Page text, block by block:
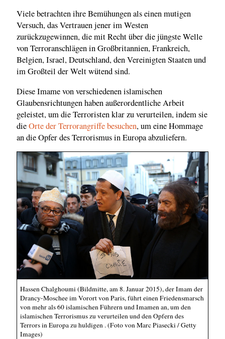
Viele betrachten ihre Bemühungen als einen mutigen
Versuch, das Vertrauen jener im Westen
zurückzugewinnen, die mit Recht über die jüngste Welle
von Terroranschlägen in Großbritannien, Frankreich,
Belgien, Israel, Deutschland, den Vereinigten Staaten und
im Großteil der Welt wütend sind.
Diese Imame von verschiedenen islamischen
Glaubensrichtungen haben außerordentliche Arbeit
geleistet, um die Terroristen klar zu verurteilen, indem sie
dieOrte der Terrorangriffe besuchen, um eine Hommage
an die Opfer des Terrorismus in Europa abzuliefern.
Hassen Chalghoumi (Bildmitte, am 8. Januar 2015), der Imam der
Drancy-Moschee im Vorort von Paris, führt einen Friedensmarsch
von mehr als 60 islamischen Führern und Imamen an, um den
islamischen Terrorismus zu verurteilen und den Opfern des
Terrors in Europa zu huldigen . (Foto von Marc Piasecki / Getty
Images)